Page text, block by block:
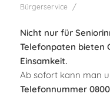
Bürgerservice
/
Nicht nur für
Telefonpaten bieten
Einsamkeit.
Ab sofort kann man
Telefonnummer 0800